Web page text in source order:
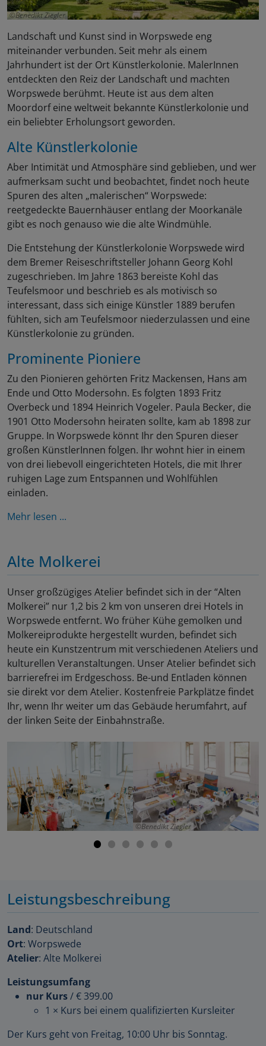
Benedikt Ziegler
Landschaft und Kunst sind in Worpswede eng
miteinander verbunden. Seit mehr als einem
Jahrhundert ist der Ort Künstlerkolonie. MalerInnen
entdeckten den Reiz der Landschaft und machten
Worpswede berühmt. Heute ist aus dem alten
Moordorf eine weltweit bekannte Künstlerkolonie und
ein beliebter Erholungsort geworden.
Alte Künstlerkolonie
Aber Intimität und Atmosphäre sind geblieben, und wer
aufmerksam sucht und beobachtet, findet noch heute
Spuren des alten „malerischen“ Worpswede:
reetgedeckte Bauernhäuser entlang der Moorkanäle
gibt es noch genauso wie die alte Windmühle.
Die Entstehung der Künstlerkolonie Worpswede wird
dem Bremer Reiseschriftsteller Johann Georg Kohl
zugeschrieben. Im Jahre 1863 bereiste Kohl das
Teufelsmoor und beschrieb es als motivisch so
interessant, dass sich einige Künstler 1889 berufen
fühlten, sich am Teufelsmoor niederzulassen und eine
Künstlerkolonie zu gründen.
Prominente Pioniere
Zu den Pionieren gehörten Fritz Mackensen, Hans am
Ende und Otto Modersohn. Es folgten 1893 Fritz
Overbeck und 1894 Heinrich Vogeler. Paula Becker, die
1901 Otto Modersohn heiraten sollte, kam ab 1898 zur
Gruppe. In Worpswede könnt Ihr den Spuren dieser
großen KünstlerInnen folgen. Ihr wohnt hier in einem
von drei liebevoll eingerichteten Hotels, die mit Ihrer
ruhigen Lage zum Entspannen und Wohlfühlen
einladen.
Mehr lesen ...
Alte Molkerei
Unser großzügiges Atelier befindet sich in der “Alten
Molkerei” nur 1,2 bis 2 km von unseren drei Hotels in
Worpswede entfernt. Wo früher Kühe gemolken und
Molkereiprodukte hergestellt wurden, befindet sich
heute ein Kunstzentrum mit verschiedenen Ateliers und
kulturellen Veranstaltungen. Unser Atelier befindet sich
barrierefrei im Erdgeschoss. Be-und Entladen können
sie direkt vor dem Atelier. Kostenfreie Parkplätze findet
Ihr, wenn Ihr weiter um das Gebäude herumfahrt, auf
der linken Seite der Einbahnstraße.
Benedikt Ziegler
Leistungsbeschreibung
Land: Deutschland
Ort: Worpswede
Atelier: Alte Molkerei
Leistungsumfang
nur Kurs/€ 399.00
1 × Kurs bei einem qualifizierten Kursleiter
Der Kurs geht von Freitag, 10:00 Uhr bis Sonntag.